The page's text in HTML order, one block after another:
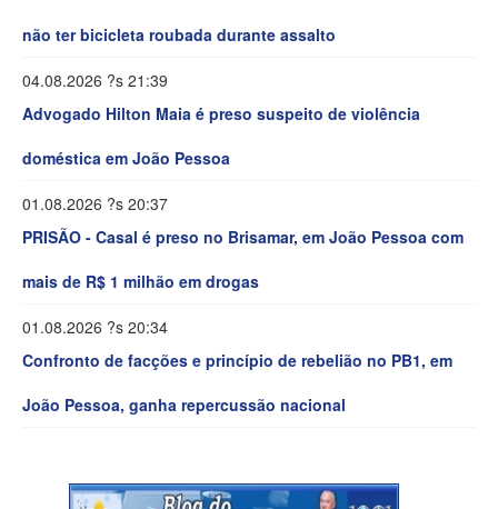
não ter bicicleta roubada durante assalto
04.08.2026 ?s 21:39
Advogado Hilton Maia é preso suspeito de violência
doméstica em João Pessoa
01.08.2026 ?s 20:37
PRISÃO - Casal é preso no Brisamar, em João Pessoa com
mais de R$ 1 milhão em drogas
01.08.2026 ?s 20:34
Confronto de facções e princípio de rebelião no PB1, em
João Pessoa, ganha repercussão nacional